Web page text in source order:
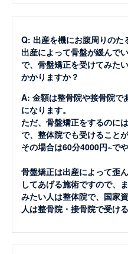
Q: 出産を機にお腹周りのた
出産によって骨盤が緩んで
で、骨盤矯正を受けてみた
かかりますか？
A: 金額は整骨院や接骨院で
になります。
ただ、骨盤矯正をするのに
で、整体院でも受けることが
その場合は60分4000円~で
骨盤矯正は出産によって歪
してあげる施術ですので、
みたい人は整体院で、国家
人は整骨院・接骨院で受け